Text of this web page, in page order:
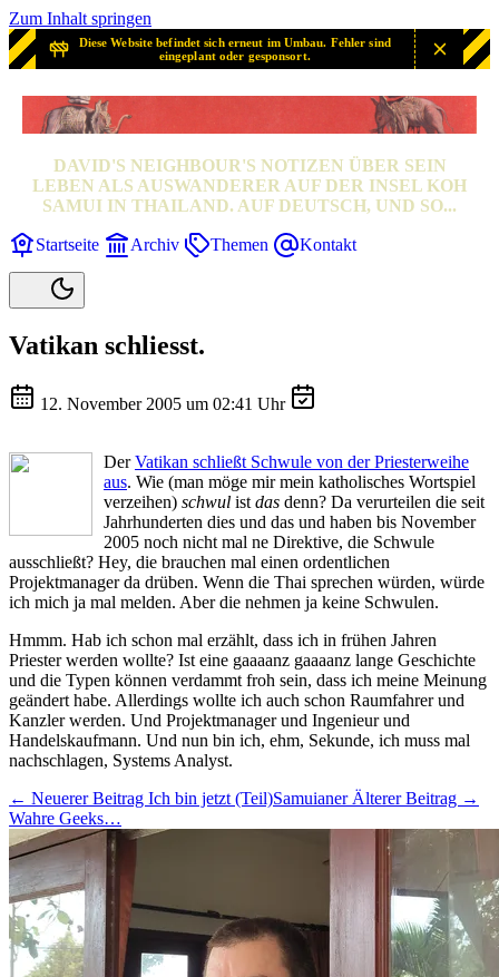
Zum Inhalt springen
Diese Website befindet sich erneut im Umbau. Fehler sind
eingeplant oder gesponsort.
SAMUI? SAMUI!
DAVID'S NEIGHBOUR'S NOTIZEN ÜBER SEIN
LEBEN ALS AUSWANDERER AUF DER INSEL KOH
SAMUI IN THAILAND. AUF DEUTSCH, UND SO...
Startseite Archiv Themen Kontakt
Vatikan schliesst.
12. November 2005 um 02:41 Uhr
DerVatikan schließt Schwule von der Priesterweihe
aus. Wie (man möge mir mein katholisches Wortspiel
verzeihen) schwul ist das denn? Da verurteilen die seit
Jahrhunderten dies und das und haben bis November
2005 noch nicht mal ne Direktive, die Schwule
ausschließt? Hey, die brauchen mal einen ordentlichen
Projektmanager da drüben. Wenn die Thai sprechen würden, würde
ich mich ja mal melden. Aber die nehmen ja keine Schwulen.
Hmmm. Hab ich schon mal erzählt, dass ich in frühen Jahren
Priester werden wollte? Ist eine gaaaanz gaaaanz lange Geschichte
und die Typen können verdammt froh sein, dass ich meine Meinung
geändert habe. Allerdings wollte ich auch schon Raumfahrer und
Kanzler werden. Und Projektmanager und Ingenieur und
Handelskaufmann. Und nun bin ich, ehm, Sekunde, ich muss mal
nachschlagen, Systems Analyst.
← Neuerer Beitrag Ich bin jetzt (Teil)Samuianer Älterer Beitrag →
Wahre Geeks…